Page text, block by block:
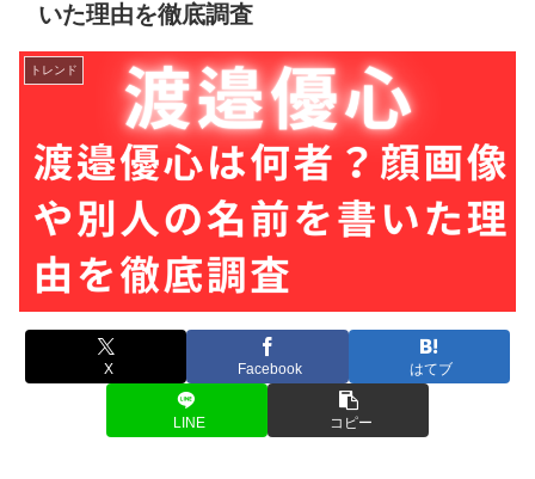
いた理由を徹底調査
トレンド
X Facebook はてブ
LINE コピー